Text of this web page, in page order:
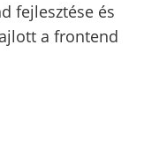
fejlesztése és
a frontend